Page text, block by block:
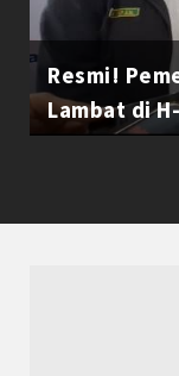
Resmi!
Lambat di